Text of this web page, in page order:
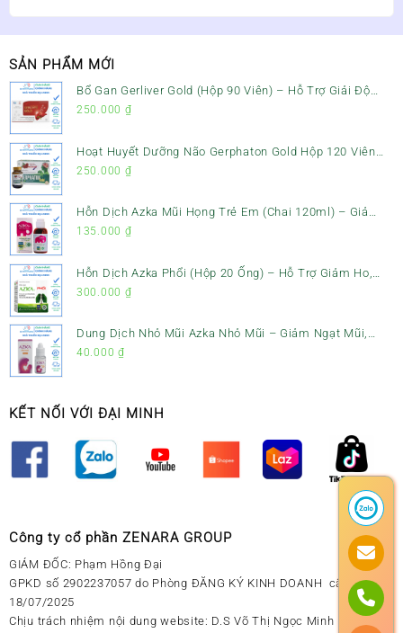
SẢN PHẨM MỚI
Bổ Gan Gerliver Gold (Hộp 90 Viên) – Hỗ Trợ Giải Độc
Gan, Mát Gan & Bảo Vệ Gan
250.000 ₫
Hoạt Huyết Dưỡng Não Gerphaton Gold Hộp 120 Viên
– Giảm Đau Đầu, Hoa Mắt, Chóng Mặt & Rối Loạn Tiền
250.000 ₫
Hỗn Dịch Azka Mũi Họng Trẻ Em (Chai 120ml) – Giảm
Ho, Tiêu Đờm & Đau Rát Họng
135.000 ₫
Hỗn Dịch Azka Phổi (Hộp 20 Ống) – Hỗ Trợ Giảm Ho,
Tiêu Đờm & Bổ Phổi
300.000 ₫
Dung Dịch Nhỏ Mũi Azka Nhỏ Mũi – Giảm Ngạt Mũi,
Sổ Mũi Cho Trẻ Sơ Sinh
40.000 ₫
KẾT NỐI VỚI ĐẠI MINH
Công ty cổ phần ZENARA GROUP
GIÁM ĐỐC: Phạm Hồng Đại
GPKD số 2902237057 do Phòng ĐĂNG KÝ KINH DOANH cấp ngày
18/07/2025
Chịu trách nhiệm nội dung website: D.S Võ Thị Ngọc Minh